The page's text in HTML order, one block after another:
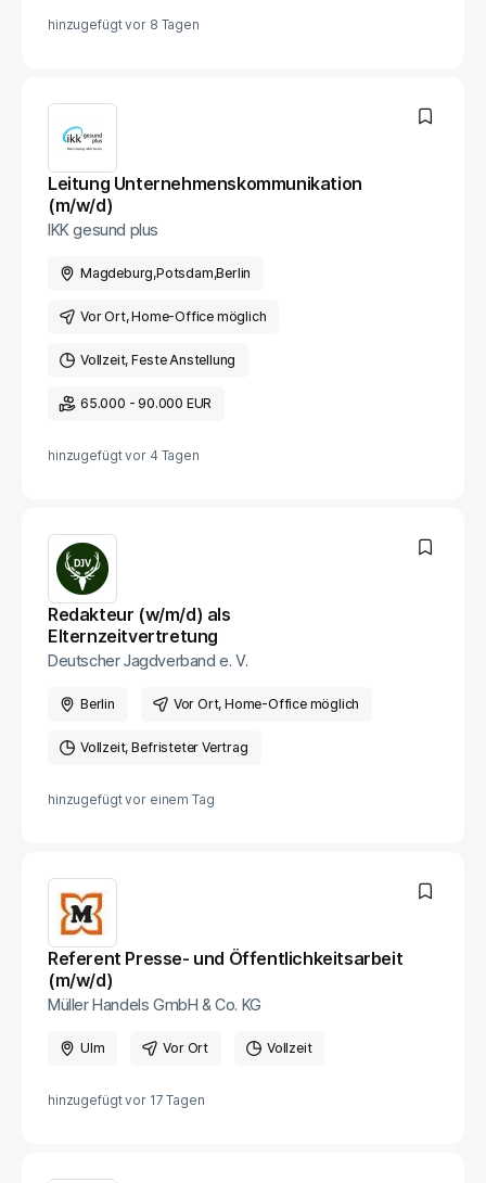
hinzugefügt vor 8 Tagen
Leitung Unternehmenskommunikation
(m/w/d)
IKK gesund plus
Magdeburg,Potsdam,Berlin
Vor Ort, Home-Office möglich
Vollzeit Feste Anstellung
65.000 - 90.000 EUR
hinzugefügt vor 4 Tagen
Redakteur (w/m/d) als
Elternzeitvertretung
Deutscher Jagdverband e. V.
Berlin Vor Ort, Home-Office möglich
Vollzeit Befristeter Vertrag
hinzugefügt vor einem Tag
Referent Presse- und Öffentlichkeitsarbeit
(m/w/d)
Müller Handels GmbH & Co. KG
Ulm Vor Ort Vollzeit
hinzugefügt vor 17 Tagen